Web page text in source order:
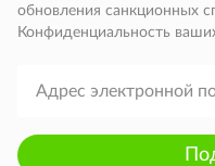
обновления санкционных
Конфиденциальность